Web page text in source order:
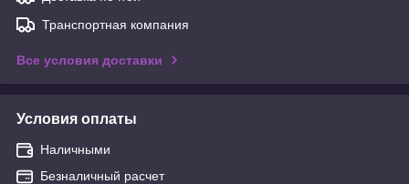
Транспортная компания
Все условия доставки
Условия оплаты
Наличными
Безналичный расчет